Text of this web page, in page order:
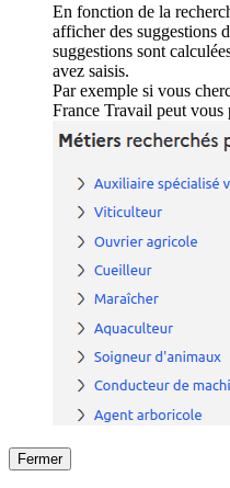
En fonction de la
afficher des suggestions
suggestions sont
avez saisis.
Par exemple si vous
France Travail peut vous
Fermer